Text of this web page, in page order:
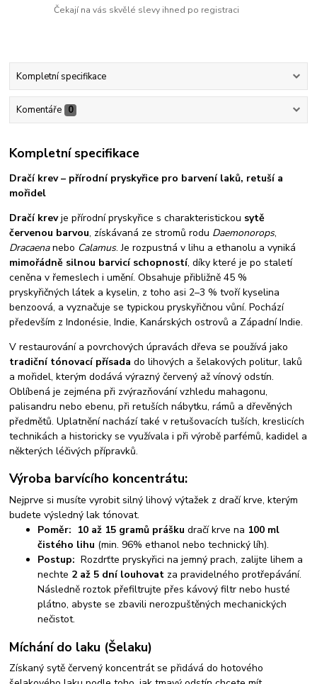
Čekají na vás skvělé slevy ihned po registraci
Kompletní specifikace
Komentáře 0
Kompletní specifikace
Dračí krev – přírodní pryskyřice pro barvení laků, retuší a
mořidel
Dračí krevje přírodní pryskyřice s charakteristickou sytě
červenou barvou, získávaná ze stromů rodu Daemonorops,
Dracaenanebo Calamus. Je rozpustná v lihu a ethanolu a vyniká
mimořádně silnou barvicí schopností, díky které je po staletí
ceněna v řemeslech i umění. Obsahuje přibližně 45 %
pryskyřičných látek a kyselin, z toho asi 2–3 % tvoří kyselina
benzoová, a vyznačuje se typickou pryskyřičnou vůní. Pochází
především z Indonésie, Indie, Kanárských ostrovů a Západní Indie.
V restaurování a povrchových úpravách dřeva se používá jako
tradiční tónovací přísada do lihových a šelakových politur, laků
a mořidel, kterým dodává výrazný červený až vínový odstín.
Oblíbená je zejména při zvýrazňování vzhledu mahagonu,
palisandru nebo ebenu, při retuších nábytku, rámů a dřevěných
předmětů. Uplatnění nachází také v retušovacích tuších, kreslicích
technikách a historicky se využívala i při výrobě parfémů, kadidel a
některých léčivých přípravků.
Výroba barvícího koncentrátu:
Nejprve si musíte vyrobit silný lihový výtažek z dračí krve, kterým
budete výsledný lak tónovat.
Poměr: 10 až 15 gramů prášku dračí krve na 100 ml
čistého lihu (min. 96% ethanol nebo technický líh).
Postup: Rozdrťte pryskyřici na jemný prach, zalijte lihem a
nechte 2 až 5 dní louhovat za pravidelného protřepávání.
Následně roztok přefiltrujte přes kávový filtr nebo husté
plátno, abyste se zbavili nerozpuštěných mechanických
nečistot.
Míchání do laku (Šelaku)
Získaný sytě červený koncentrát se přidává do hotového